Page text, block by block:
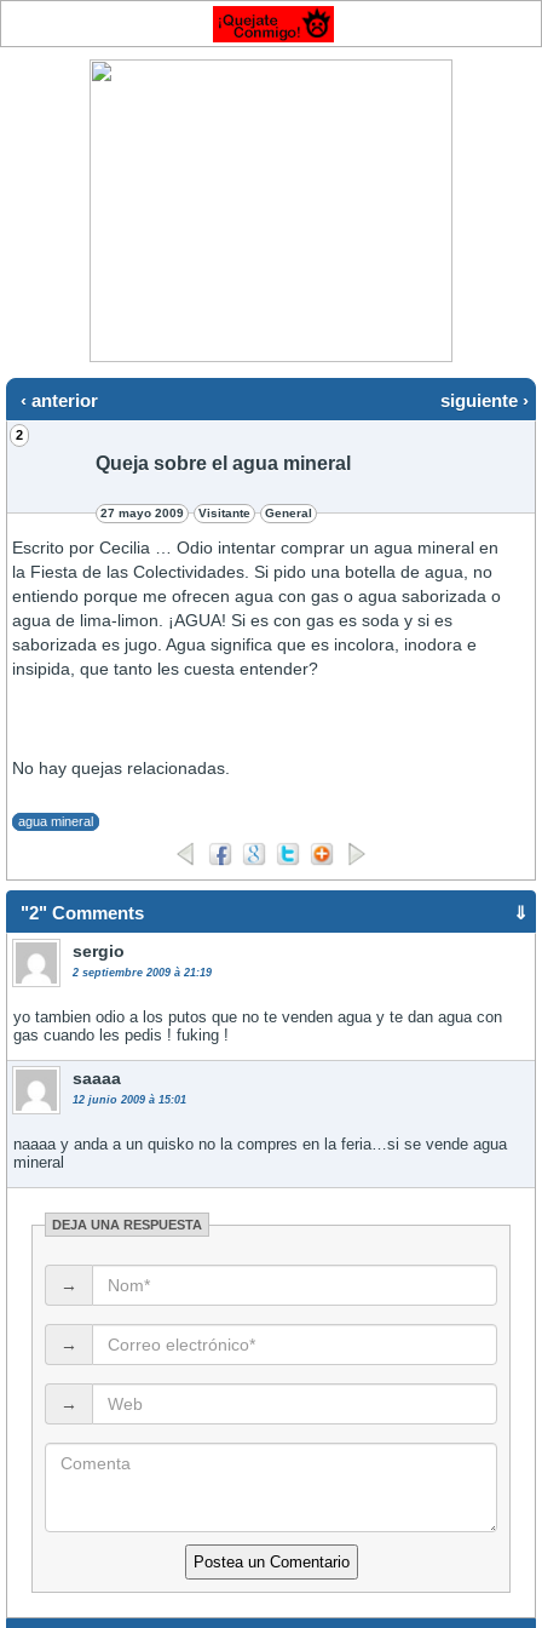
‹ anterior siguiente ›
2
Queja sobre el agua mineral
27 mayo 2009 Visitante General
Escrito por Cecilia … Odio intentar comprar un agua mineral en
la Fiesta de las Colectividades. Si pido una botella de agua, no
entiendo porque me ofrecen agua con gas o agua saborizada o
agua de lima-limon. ¡AGUA! Si es con gas es soda y si es
saborizada es jugo. Agua significa que es incolora, inodora e
insipida, que tanto les cuesta entender?
No hay quejas relacionadas.
agua mineral
"2" Comments ⇓
sergio
2 septiembre 2009 à 21:19
yo tambien odio a los putos que no te venden agua y te dan agua con
gas cuando les pedis ! fuking !
saaaa
12 junio 2009 à 15:01
naaaa y anda a un quisko no la compres en la feria…si se vende agua
mineral
DEJA UNA RESPUESTA
→
→
→